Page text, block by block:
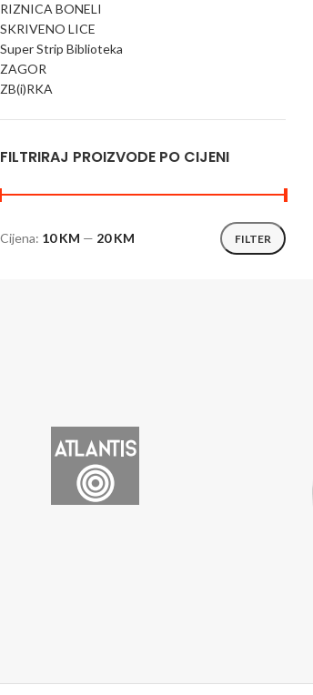
RIZNICA BONELI
SKRIVENO LICE
Super Strip Biblioteka
ZAGOR
ZB(i)RKA
FILTRIRAJ PROIZVODE PO CIJENI
FILTER
Cijena: 10 KM — 20 KM